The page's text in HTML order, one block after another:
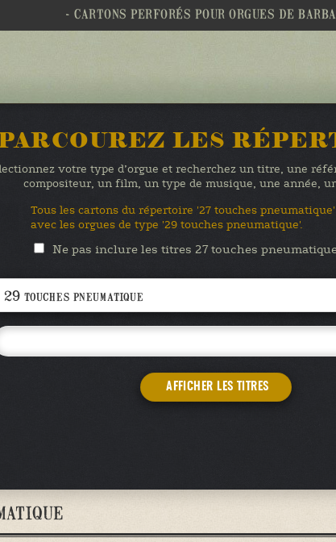
- CARTONS PERFORÉS POUR ORGUES DE
LES
votre type d’orgue et recherchez un titre, une
compositeur, un film, un type de musique, une année,
Tous les cartons du répertoire '27 touches
avec les orgues de type '29 touches pneumatique'.
Ne pas inclure les titres 27 touches
AFFICHER LES TITRES